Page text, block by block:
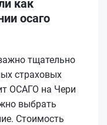
как
осаго
тщательно
страховых
ОСАГО на Чери
выбрать
Стоимость